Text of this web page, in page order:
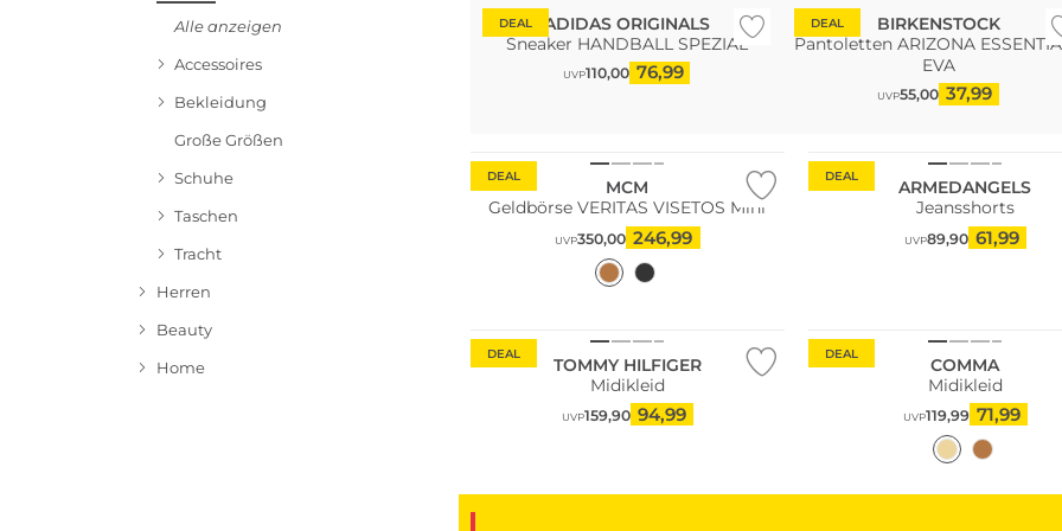
Alle anzeigen
Accessoires
Bekleidung
Große Größen
Schuhe
Taschen
Tracht
Herren
Beauty
Home
DEAL
ADIDAS ORIGINALS
Sneaker HANDBALL SPEZIAL
UVP110,00 76,99
DEAL
BIRKENSTOCK
Pantoletten ARIZONA
EVA
UVP55,00 37,99
DEAL
MCM
Geldbörse VERITAS VISETOS Mini
UVP350,00 246,99
DEAL
Große Größen
ARMEDANGELS
Jeansshorts
UVP89,90 61,99
DEAL
TOMMY HILFIGER
Midikleid
UVP159,90 94,99
DEAL
COMMA
Midikleid
UVP119,99 71,99